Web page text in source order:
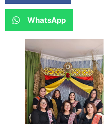
WhatsApp